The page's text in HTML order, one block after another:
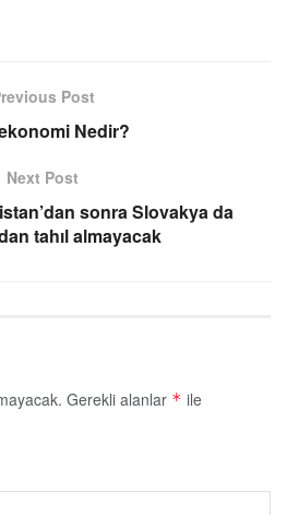
Post
Nedir?
Next Post
sonra Slovakya da
tahıl almayacak
Gerekli alanlar * ile